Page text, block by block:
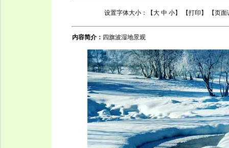
设置字体大小：【大 中 小】 【打印 】 【页
内容简介： 四旗波湿地景观